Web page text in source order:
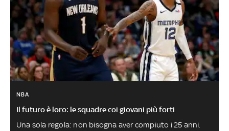
NBA
Il futuro è loro: le squadre coi giovani più forti
Una sola regola: non bisogna aver compiuto i 25 anni.